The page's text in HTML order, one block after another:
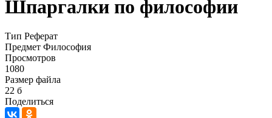
Шпаргалки по философии
Тип Реферат
Предмет Философия
Просмотров
1080
Размер файла
22 б
Поделиться